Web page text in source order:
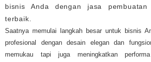
bisnis Anda dengan jasa pembuatan
terbaik.
Saatnya memulai langkah besar untuk bisnis
profesional dengan desain elegan dan
memukau tapi juga meningkatkan